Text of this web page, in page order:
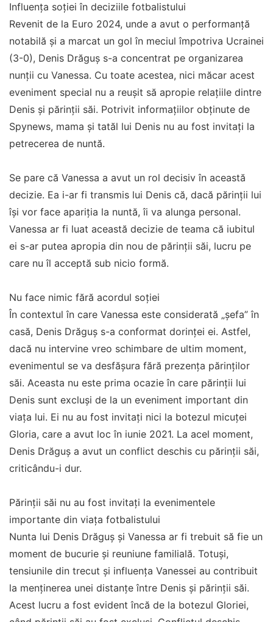
Influența soției în deciziile fotbalistului
Revenit de la Euro 2024, unde a avut o performanță
notabilă și a marcat un gol în meciul împotriva Ucrainei
(3-0), Denis Drăguș s-a concentrat pe organizarea
nunții cu Vanessa. Cu toate acestea, nici măcar acest
eveniment special nu a reușit să apropie relațiile dintre
Denis și părinții săi. Potrivit informațiilor obținute de
Spynews, mama și tatăl lui Denis nu au fost invitați la
petrecerea de nuntă.
Se pare că Vanessa a avut un rol decisiv în această
decizie. Ea i-ar fi transmis lui Denis că, dacă părinții lui
își vor face apariția la nuntă, îi va alunga personal.
Vanessa ar fi luat această decizie de teama că iubitul
ei s-ar putea apropia din nou de părinții săi, lucru pe
care nu îl acceptă sub nicio formă.
Nu face nimic fără acordul soției
În contextul în care Vanessa este considerată „șefa” în
casă, Denis Drăguș s-a conformat dorinței ei. Astfel,
dacă nu intervine vreo schimbare de ultim moment,
evenimentul se va desfășura fără prezența părinților
săi. Aceasta nu este prima ocazie în care părinții lui
Denis sunt excluși de la un eveniment important din
viața lui. Ei nu au fost invitați nici la botezul micuței
Gloria, care a avut loc în iunie 2021. La acel moment,
Denis Drăguș a avut un conflict deschis cu părinții săi,
criticându-i dur.
Părinții săi nu au fost invitați la evenimentele
importante din viața fotbalistului
Nunta lui Denis Drăguș și Vanessa ar fi trebuit să fie un
moment de bucurie și reuniune familială. Totuși,
tensiunile din trecut și influența Vanessei au contribuit
la menținerea unei distanțe între Denis și părinții săi.
Acest lucru a fost evident încă de la botezul Gloriei,